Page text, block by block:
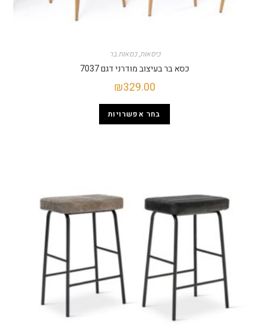
כיסאות,כסאות בר
כסא בר בעיצוב מודרני דגם 7037
₪329.00
בחר אפשרויות